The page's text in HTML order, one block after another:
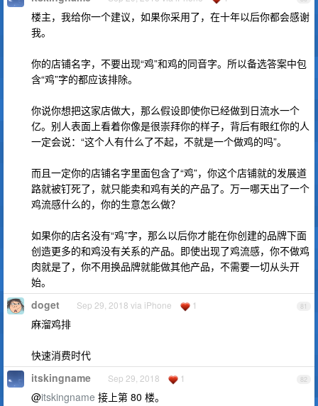
楼主，我给你一个建议，如果你采用了，在十年以后你都会感谢
我。
你的店铺名字，不要出现“鸡”和鸡的同音字。所以备选答案中包
含“鸡”字的都应该排除。
你说你想把这家店做大，那么假设即使你已经做到日流水一个
亿。别人表面上看着你像是很崇拜你的样子，背后有眼红你的人
一定会说：“这个人有什么了不起，不就是一个做鸡的吗”。
而且一定你的店铺名字里面包含了“鸡”，你这个店铺就的发展道
路就被钉死了，就只能卖和鸡有关的产品了。万一哪天出了一个
鸡流感什么的，你的生意怎么做？
如果你的店名没有“鸡”字，那么以后你才能在你创建的品牌下面
创造更多的和鸡没有关系的产品。即使出现了鸡流感，你不做鸡
肉就是了，你不用换品牌就能做其他产品，不需要一切从头开
始。
81
doget Sep 29, 2018 via iPhone 1
麻溜鸡排
快速消费时代
82
itskingname Sep 29, 2018 1
@itskingname 接上第 80 楼。